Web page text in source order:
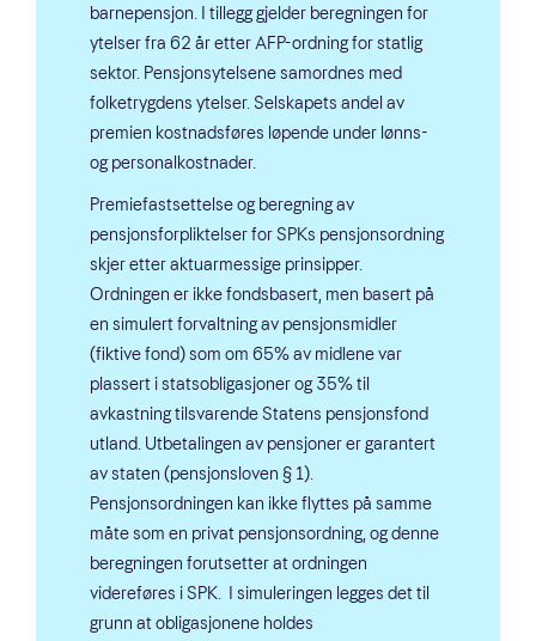
barnepensjon. I tillegg gjelder beregningen for
ytelser fra 62 år etter AFP-ordning for statlig
sektor. Pensjonsytelsene samordnes med
folketrygdens ytelser. Selskapets andel av
premien kostnadsføres løpende under lønns-
og personalkostnader.
Premiefastsettelse og beregning av
pensjonsforpliktelser for SPKs pensjonsordning
skjer etter aktuarmessige prinsipper.
Ordningen er ikke fondsbasert, men basert på
en simulert forvaltning av pensjonsmidler
(fiktive fond) som om 65% av midlene var
plassert i statsobligasjoner og 35% til
avkastning tilsvarende Statens pensjonsfond
utland. Utbetalingen av pensjoner er garantert
av staten (pensjonsloven § 1).
Pensjonsordningen kan ikke flyttes på samme
måte som en privat pensjonsordning, og denne
beregningen forutsetter at ordningen
videreføres i SPK. I simuleringen legges det til
grunn at obligasjonene holdes